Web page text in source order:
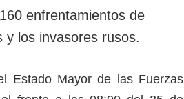
Releases
enfrentamientos de
y los invasores rusos.
Estado Mayor de las Fuerzas